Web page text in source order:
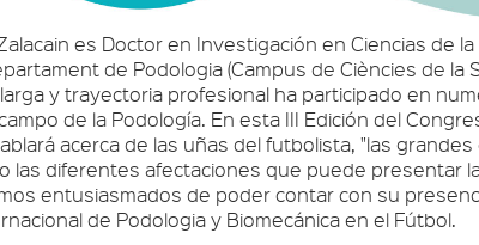
es Doctor en Investigación en Ciencias de
de Podologia (Campus de Ciències de
y trayectoria profesional ha participado en
de la Podología. En esta III Edición del
acerca de las uñas del futbolista, "las
las diferentes afectaciones que puede presentar
entusiasmados de poder contar con su
de Podologia y Biomecánica en el Fútbol.